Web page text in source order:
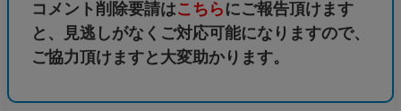
コメント削除要請はこちら にご報告頂けます
と、見逃しがなくご対応可能になりますので、
ご協力頂けますと大変助かります。